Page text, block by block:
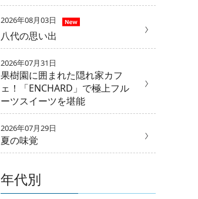
2026年08月03日
八代の思い出
2026年07月31日
果樹園に囲まれた隠れ家カフ
ェ！「ENCHARD」で極上フル
ーツスイーツを堪能
2026年07月29日
夏の味覚
年代別